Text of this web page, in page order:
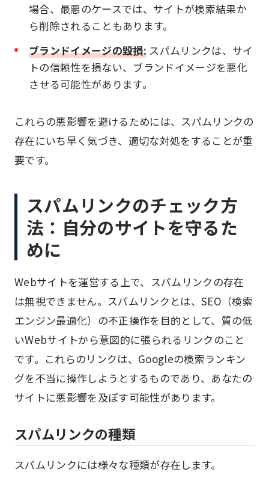
場合、最悪のケースでは、サイトが検索結果か
ら削除されることもあります。
ブランドイメージの毀損: スパムリンクは、サイ
トの信頼性を損ない、ブランドイメージを悪化
させる可能性があります。
これらの悪影響を避けるためには、スパムリンクの
存在にいち早く気づき、適切な対処をすることが重
要です。
スパムリンクのチェック方
法：自分のサイトを守るた
めに
Webサイトを運営する上で、スパムリンクの存在
は無視できません。スパムリンクとは、SEO（検索
エンジン最適化）の不正操作を目的として、質の低
いWebサイトから意図的に張られるリンクのこと
です。これらのリンクは、Googleの検索ランキン
グを不当に操作しようとするものであり、あなたの
サイトに悪影響を及ぼす可能性があります。
スパムリンクの種類
スパムリンクには様々な種類が存在します。